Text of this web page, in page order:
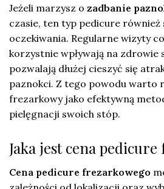
Jeżeli marzysz o zadbanie
czasie, ten typ pedicure również
oczekiwania. Regularne wizyty
korzystnie wpływają na zdrowie
pozwalają dłużej cieszyć się
paznokci. Z tego powodu warto
frezarkowy jako efektywną
pielęgnacji swoich stóp.
Jaka jest cena
Cena pedicure frezarkowego